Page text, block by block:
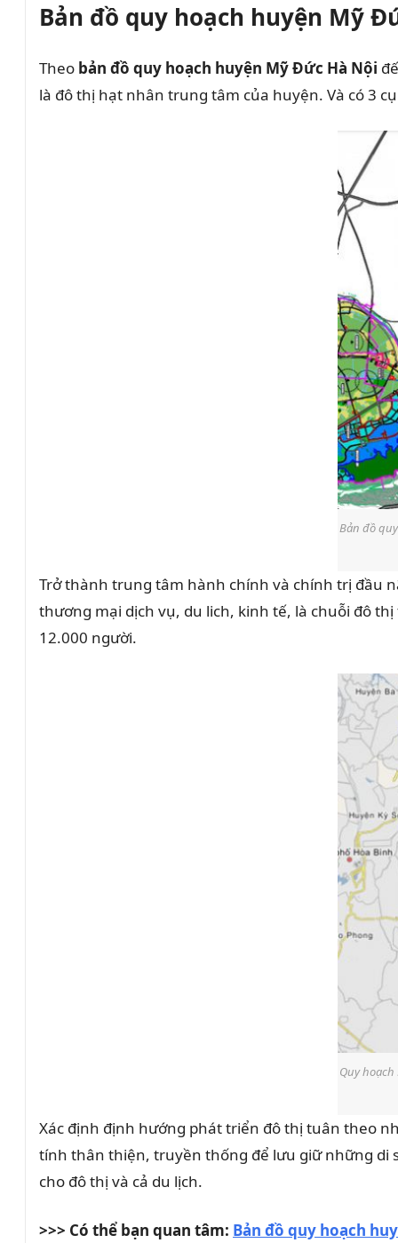
Bản đồ quy hoạch huyện Mỹ
Theo bản đồ quy hoạch huyện Mỹ Đức Hà Nội
là đô thị hạt nhân trung tâm của huyện. Và có 3
Bản đồ
Trở thành trung tâm hành chính và chính trị đầu
thương mại dịch vụ, du lich, kinh tế, là chuỗi đô
12.000 người.
Quy
Xác định định hướng phát triển đô thị tuân theo
tính thân thiện, truyền thống để lưu giữ những di
cho đô thị và cả du lịch.
>>> Có thể bạn quan tâm: Bản đồ quy hoạch